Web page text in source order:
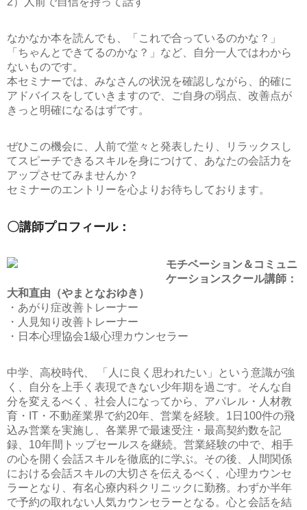
なかなか本を読んでも、「これで合っているのかな？」
「ちゃんとできてるのかな？」など、自分一人ではわから
ないものです。
本セミナーでは、みなさんの状況を確認しながら、的確に
アドバイスをしていきますので、ご自身の弱点、改善点が
きっと明確になるはずです。
ぜひこの機会に、人前で堂々と発表したり、リラックスし
てスピーチできるスキルを身につけて、あなたの会話力を
アップさせてみませんか？
セミナーのエントリーを心よりお待ちしております。
〇講師プロフィール：
モチベーション＆コミュニ
ケーションスクール講師：
大和直由（やまとなおゆき）
・あがり症改善トレーナー
・人見知り改善トレーナー
・日本心理協会1級心理カウンセラー
中学、高校時代、 「人に良く思われたい」という意識が強
く、自分を上手く表現できない少年期を過ごす。そんな自
分を変えるべく、社会人になってから、アパレル・人材教
育・IT・不動産業界で約20年、営業を経験。1日100件の飛
込み営業を実施し、各業界で最速受注・最高契約数を記
録、10年間トップセールスを継続。営業経験の中で、相手
の心を開く会話スキルを徹底的に学ぶ。その後、人間関係
における会話スキルの大切さを伝えるべく、心理カウンセ
ラーとなり、有名心療内科クリニックに勤務。わずか半年
で予約の取れない人気カウンセラーとなる。心と会話を結